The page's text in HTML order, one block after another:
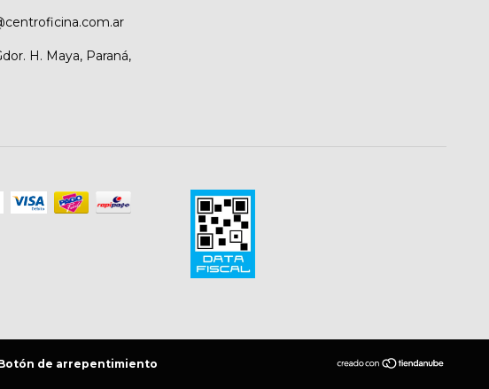
H. Maya, Paraná,
de arrepentimiento